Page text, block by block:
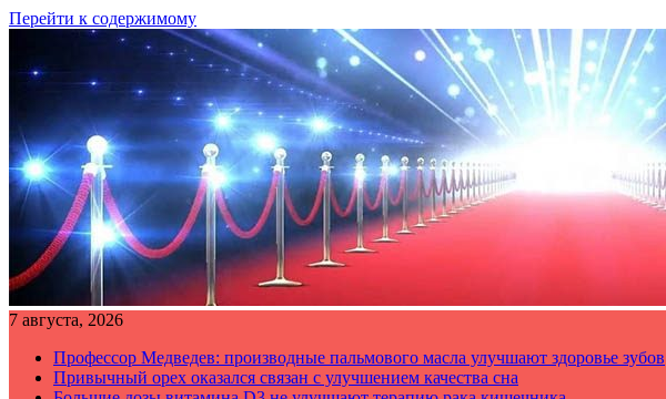
Перейти к содержимому
7 августа, 2026
Профессор Медведев: производные пальмового масла улучшают здоровье зубов
Привычный орех оказался связан с улучшением качества сна